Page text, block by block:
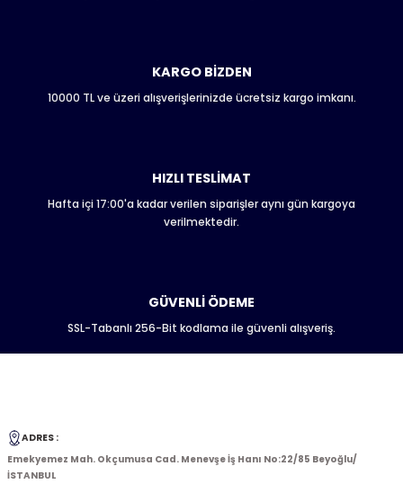
Ürün fiyatı diğer sitelerden daha pahalı.
Bu ürüne benzer farklı alternatifler olmalı.
Gönder
KARGO BİZDEN
10000 TL ve üzeri alışverişlerinizde ücretsiz kargo imkanı.
HIZLI TESLİMAT
Hafta içi 17:00'a kadar verilen siparişler aynı gün kargoya
verilmektedir.
GÜVENLİ ÖDEME
SSL-Tabanlı 256-Bit kodlama ile güvenli alışveriş.
ADRES :
Emekyemez Mah. Okçumusa Cad. Menevşe İş Hanı No:22/85 Beyoğlu/
İSTANBUL